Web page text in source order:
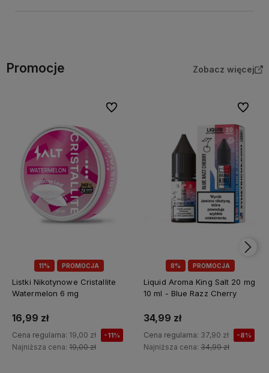
Promocje Zobacz więcej
11% PROMOCJA
Listki Nikotynowe Cristallite
Watermelon 6 mg
16,99 zł
Cena regularna: 19,00 zł -11%
Najniższa cena: 19,00 zł
Do ulubionych
8% PROMOCJA
Liquid Aroma King Salt 20 mg
10 ml - Blue Razz Cherry
34,99 zł
Cena regularna: 37,90 zł -8%
Najniższa cena: 34,99 zł
Do